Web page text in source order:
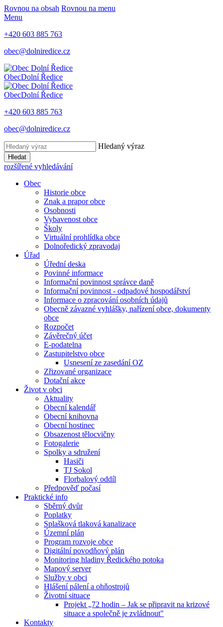
Rovnou na obsah Rovnou na menu
Menu
+420 603 885 763
obec@dolniredice.cz
ObecDolní Ředice
ObecDolní Ředice
+420 603 885 763
obec@dolniredice.cz
Hledaný výraz
Hledat
rozšířené vyhledávání
Obec
Historie obce
Znak a prapor obce
Osobnosti
Vybavenost obce
Školy
Virtuální prohlídka obce
Dolnoředický zpravodaj
Úřad
Úřední deska
Povinné informace
Informační povinnost správce daně
Informační povinnost - odpadové hospodářství
Informace o zpracování osobních údajů
Obecně závazné vyhlášky, nařízení obce, dokumenty
obce
Rozpočet
Závěrečný účet
E-podatelna
Zastupitelstvo obce
Usnesení ze zasedání OZ
Zřizované organizace
Dotační akce
Život v obci
Aktuality
Obecní kalendář
Obecní knihovna
Obecní hostinec
Obsazenost tělocvičny
Fotogalerie
Spolky a sdružení
Hasiči
TJ Sokol
Florbalový oddíl
Předpověď počasí
Praktické info
Sběrný dvůr
Poplatky
Splašková tlaková kanalizace
Územní plán
Program rozvoje obce
Digitální povodňový plán
Monitoring hladiny Ředického potoka
Mapový server
Služby v obci
Hlášení pálení a ohňostrojů
Životní situace
Projekt „72 hodin – Jak se připravit na krizové
situace a společně je zvládnout"
Kontakty